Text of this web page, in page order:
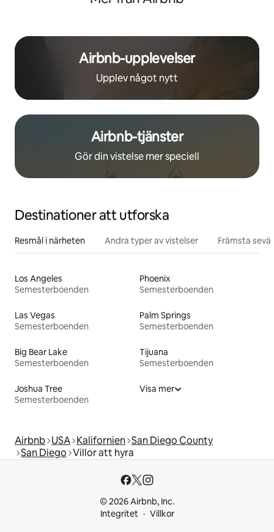
Airbnb-upplevelser
Upplev något nytt
Airbnb-tjänster
Gör din vistelse mer speciell
Destinationer att utforska
Resmål i närheten Andra typer av vistelser Främsta
Los Angeles
Semesterboenden
Phoenix
Semesterboenden
Las Vegas
Semesterboenden
Palm Springs
Semesterboenden
Big Bear Lake
Semesterboenden
Tijuana
Semesterboenden
Joshua Tree
Semesterboenden
Visa mer
Airbnb USA Kalifornien San Diego County
San Diego Villor att hyra
© 2026 Airbnb, Inc.
Integritet
Villkor